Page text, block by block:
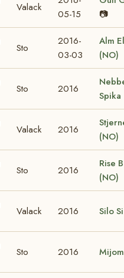
Valack
05-15
📷
Sto
2016-
03-03
Alm
(NO)
Sto 2016
Spika
Valack 2016
(NO)
Sto 2016
Rise
(NO)
Valack 2016 Silo
Sto 2016